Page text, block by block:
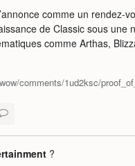
comme un rendez-
de Classic sous une
comme Arthas,
comments/1ud2ksc/
?